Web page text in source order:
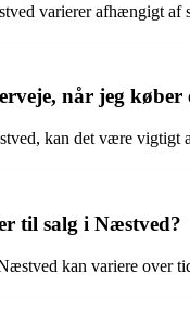
varierer afhængigt af
når jeg køber
kan det være vigtigt
til salg i Næstved?
kan variere over